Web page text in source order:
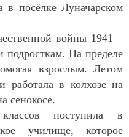
в посёлке Луначарском
войны 1941 –
подросткам. На пределе
взрослым. Летом
работала в колхозе на
сенокосе.
поступила в
училище, которое